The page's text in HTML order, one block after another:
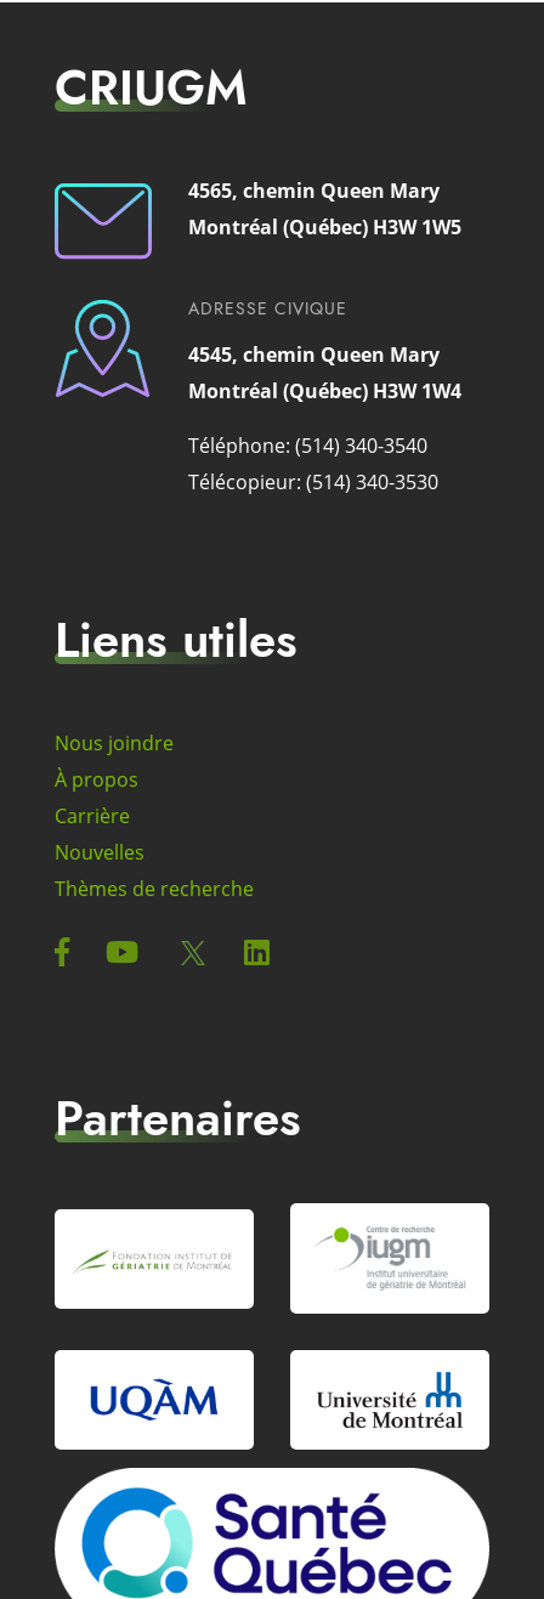
CRIUGM
4565, chemin Queen Mary
Montréal (Québec) H3W 1W5
ADRESSE CIVIQUE
4545, chemin Queen Mary
Montréal (Québec) H3W 1W4
Téléphone: (514) 340-3540
Télécopieur: (514) 340-3530
Liens utiles
Nous joindre
À propos
Carrière
Nouvelles
Thèmes de recherche
Partenaires